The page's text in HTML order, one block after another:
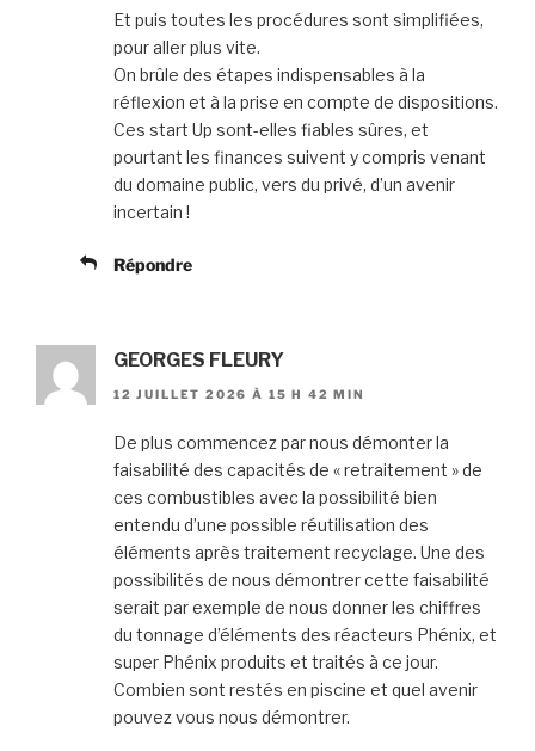
Et puis toutes les procédures sont simplifiées,
pour aller plus vite.
On brûle des étapes indispensables à la
réflexion et à la prise en compte de dispositions.
Ces start Up sont-elles fiables sûres, et
pourtant les finances suivent y compris venant
du domaine public, vers du privé, d’un avenir
incertain !
Répondre
GEORGES FLEURY
12 JUILLET 2026 À 15 H 42 MIN
De plus commencez par nous démonter la
faisabilité des capacités de « retraitement » de
ces combustibles avec la possibilité bien
entendu d’une possible réutilisation des
éléments après traitement recyclage. Une des
possibilités de nous démontrer cette faisabilité
serait par exemple de nous donner les chiffres
du tonnage d’éléments des réacteurs Phénix, et
super Phénix produits et traités à ce jour.
Combien sont restés en piscine et quel avenir
pouvez vous nous démontrer.